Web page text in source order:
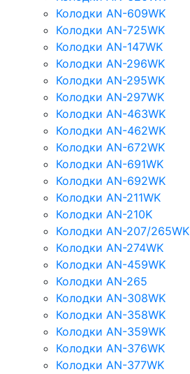
Колодки AN-609WK
Колодки AN-725WK
Колодки AN-147WK
Колодки AN-296WK
Колодки AN-295WK
Колодки AN-297WK
Колодки AN-463WK
Колодки AN-462WK
Колодки AN-672WK
Колодки AN-691WK
Колодки AN-692WK
Колодки AN-211WK
Колодки AN-210K
Колодки AN-207/265WK
Колодки AN-274WK
Колодки AN-459WK
Колодки AN-265
Колодки AN-308WK
Колодки AN-358WK
Колодки AN-359WK
Колодки AN-376WK
Колодки AN-377WK